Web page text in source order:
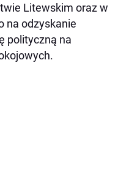
Litewskim oraz w
na odzyskanie
polityczną na